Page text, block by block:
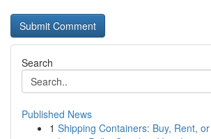
Search
Published News
1 Shipping Containers: Buy, Rent,